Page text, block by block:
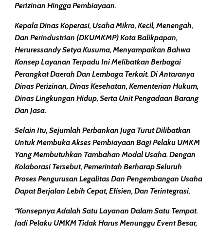
Perizinan Hingga Pembiayaan.
Kepala Dinas Koperasi, Usaha Mikro, Kecil, Menengah,
Dan Perindustrian (DKUMKMP) Kota Balikpapan,
Heruressandy Setya Kusuma, Menyampaikan Bahwa
Konsep Layanan Terpadu Ini Melibatkan Berbagai
Perangkat Daerah Dan Lembaga Terkait. Di Antaranya
Dinas Perizinan, Dinas Kesehatan, Kementerian Hukum,
Dinas Lingkungan Hidup, Serta Unit Pengadaan Barang
Dan Jasa.
Selain Itu, Sejumlah Perbankan Juga Turut Dilibatkan
Untuk Membuka Akses Pembiayaan Bagi Pelaku UMKM
Yang Membutuhkan Tambahan Modal Usaha. Dengan
Kolaborasi Tersebut, Pemerintah Berharap Seluruh
Proses Pengurusan Legalitas Dan Pengembangan Usaha
Dapat Berjalan Lebih Cepat, Efisien, Dan Terintegrasi.
“Konsepnya Adalah Satu Layanan Dalam Satu Tempat.
Jadi Pelaku UMKM Tidak Harus Menunggu Event Besar,